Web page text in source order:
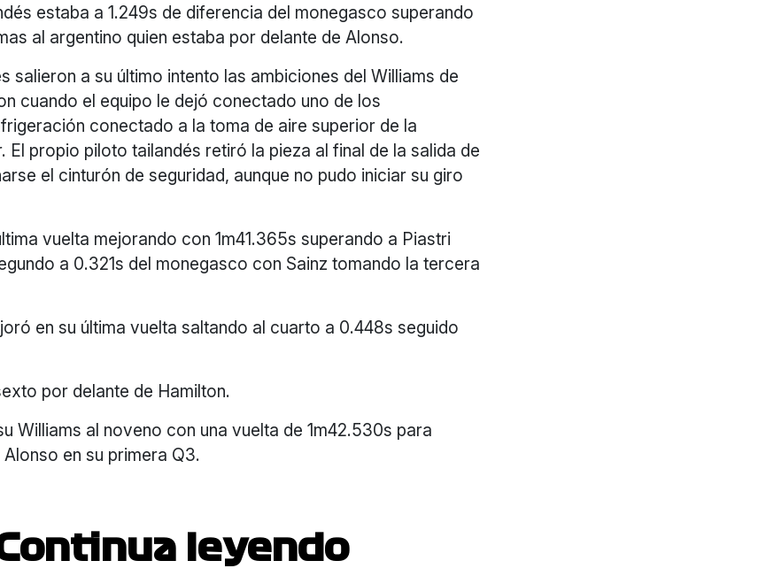
estaba a 1.249s de diferencia del monegasco superando
al argentino quien estaba por delante de Alonso.
salieron a su último intento las ambiciones del Williams de
cuando el equipo le dejó conectado uno de los
conectado a la toma de aire superior de la
El propio piloto tailandés retiró la pieza al final de la salida de
el cinturón de seguridad, aunque no pudo iniciar su giro
vuelta mejorando con 1m41.365s superando a Piastri
a 0.321s del monegasco con Sainz tomando la tercera
en su última vuelta saltando al cuarto a 0.448s seguido
por delante de Hamilton.
Williams al noveno con una vuelta de 1m42.530s para
en su primera Q3.
leyendo